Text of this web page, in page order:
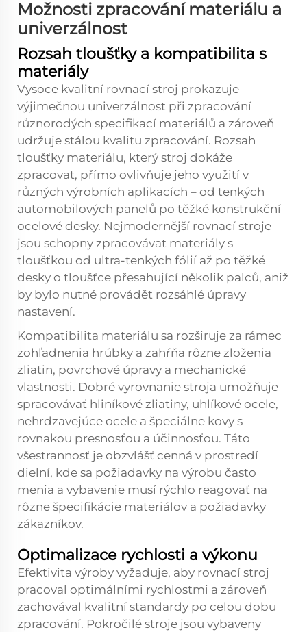
Možnosti zpracování materiálu a
univerzálnost
Rozsah tloušťky a kompatibilita s
materiály
Vysoce kvalitní rovnací stroj prokazuje
výjimečnou univerzálnost při zpracování
různorodých specifikací materiálů a zároveň
udržuje stálou kvalitu zpracování. Rozsah
tloušťky materiálu, který stroj dokáže
zpracovat, přímo ovlivňuje jeho využití v
různých výrobních aplikacích – od tenkých
automobilových panelů po těžké konstrukční
ocelové desky. Nejmodernější rovnací stroje
jsou schopny zpracovávat materiály s
tloušťkou od ultra-tenkých fólií až po těžké
desky o tloušťce přesahující několik palců, aniž
by bylo nutné provádět rozsáhlé úpravy
nastavení.
Kompatibilita materiálu sa rozširuje za rámec
zohľadnenia hrúbky a zahŕňa rôzne zloženia
zliatin, povrchové úpravy a mechanické
vlastnosti. Dobré vyrovnanie stroja umožňuje
spracovávať hliníkové zliatiny, uhlíkové ocele,
nehrdzavejúce ocele a špeciálne kovy s
rovnakou presnosťou a účinnosťou. Táto
všestrannosť je obzvlášť cenná v prostredí
dielní, kde sa požiadavky na výrobu často
menia a vybavenie musí rýchlo reagovať na
rôzne špecifikácie materiálov a požiadavky
zákazníkov.
Optimalizace rychlosti a výkonu
Efektivita výroby vyžaduje, aby rovnací stroj
pracoval optimálními rychlostmi a zároveň
zachovával kvalitní standardy po celou dobu
zpracování. Pokročilé stroje jsou vybaveny